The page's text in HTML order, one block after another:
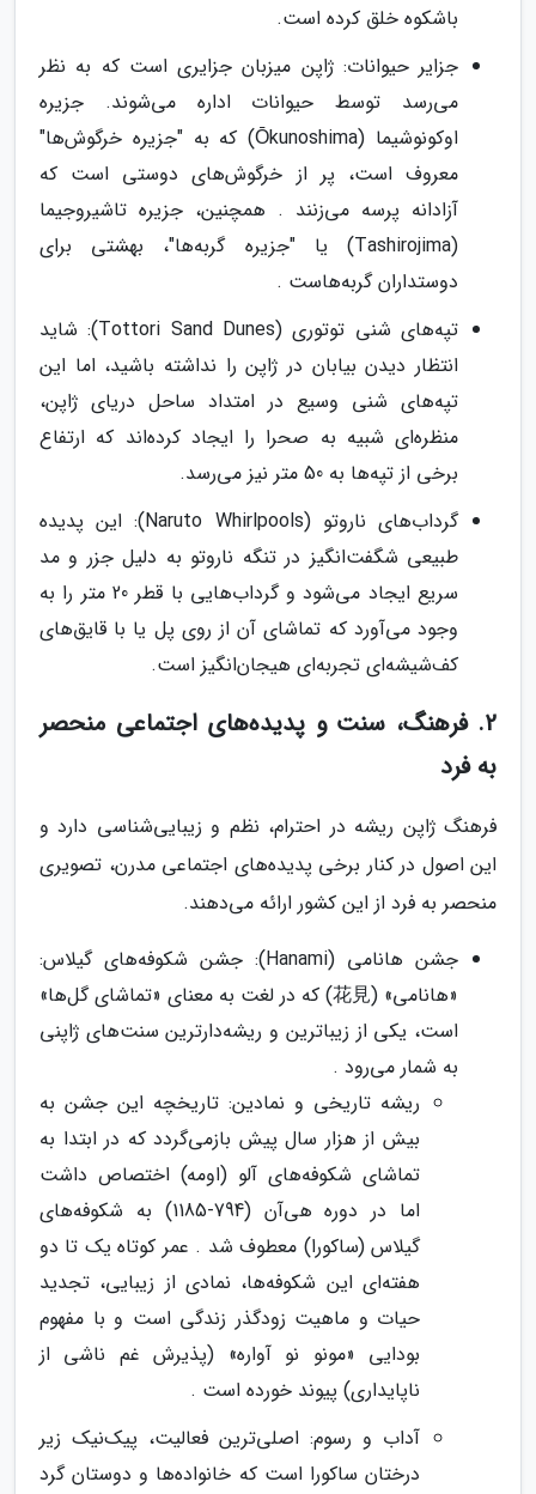
باشکوه خلق کرده است.
جزایر حیوانات: ژاپن میزبان جزایری است که به نظر
می‌رسد توسط حیوانات اداره می‌شوند. جزیره
اوکونوشیما (Ōkunoshima) که به "جزیره خرگوش‌ها"
معروف است، پر از خرگوش‌های دوستی است که
آزادانه پرسه می‌زنند . همچنین، جزیره تاشیروجیما
(Tashirojima) یا "جزیره گربه‌ها"، بهشتی برای
دوستداران گربه‌هاست .
تپه‌های شنی توتوری (Tottori Sand Dunes): شاید
انتظار دیدن بیابان در ژاپن را نداشته باشید، اما این
تپه‌های شنی وسیع در امتداد ساحل دریای ژاپن،
منظره‌ای شبیه به صحرا را ایجاد کرده‌اند که ارتفاع
برخی از تپه‌ها به 50 متر نیز می‌رسد.
گرداب‌های ناروتو (Naruto Whirlpools): این پدیده
طبیعی شگفت‌انگیز در تنگه ناروتو به دلیل جزر و مد
سریع ایجاد می‌شود و گرداب‌هایی با قطر 20 متر را به
وجود می‌آورد که تماشای آن از روی پل یا با قایق‌های
کف‌شیشه‌ای تجربه‌ای هیجان‌انگیز است.
2. فرهنگ، سنت و پدیده‌های اجتماعی منحصر
به فرد
فرهنگ ژاپن ریشه در احترام، نظم و زیبایی‌شناسی دارد و
این اصول در کنار برخی پدیده‌های اجتماعی مدرن، تصویری
منحصر به فرد از این کشور ارائه می‌دهند.
جشن هانامی (Hanami): جشن شکوفه‌های گیلاس:
«هانامی» (花見) که در لغت به معنای «تماشای گل‌ها»
است، یکی از زیباترین و ریشه‌دارترین سنت‌های ژاپنی
به شمار می‌رود .
ریشه تاریخی و نمادین: تاریخچه این جشن به
بیش از هزار سال پیش بازمی‌گردد که در ابتدا به
تماشای شکوفه‌های آلو (اومه) اختصاص داشت
اما در دوره هی‌آن (794-1185) به شکوفه‌های
گیلاس (ساکورا) معطوف شد . عمر کوتاه یک تا دو
هفته‌ای این شکوفه‌ها، نمادی از زیبایی، تجدید
حیات و ماهیت زودگذر زندگی است و با مفهوم
بودایی «مونو نو آواره» (پذیرش غم ناشی از
ناپایداری) پیوند خورده است .
آداب و رسوم: اصلی‌ترین فعالیت، پیک‌نیک زیر
درختان ساکورا است که خانواده‌ها و دوستان گرد